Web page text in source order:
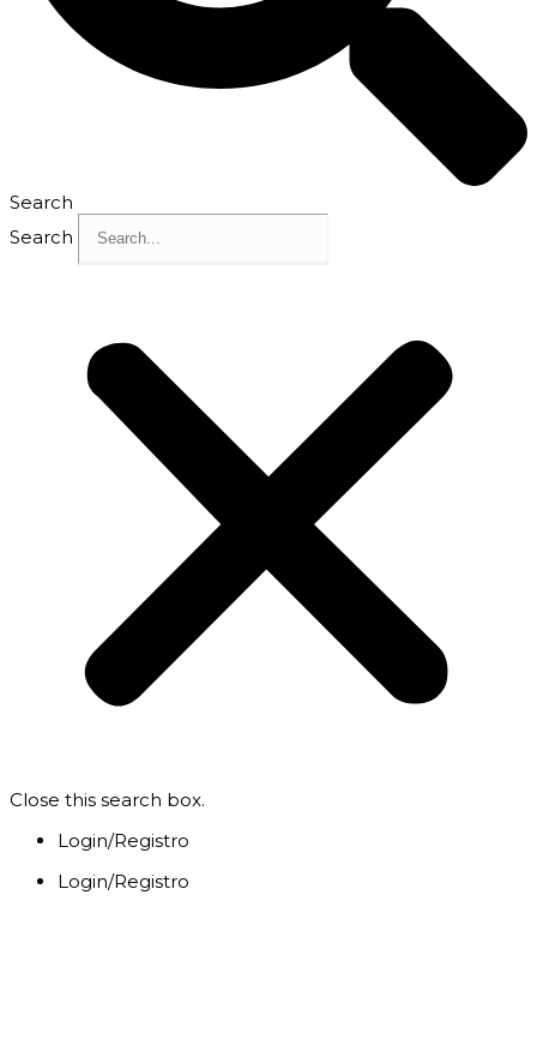
Search
Search
Close this search box.
Login/Registro
Login/Registro